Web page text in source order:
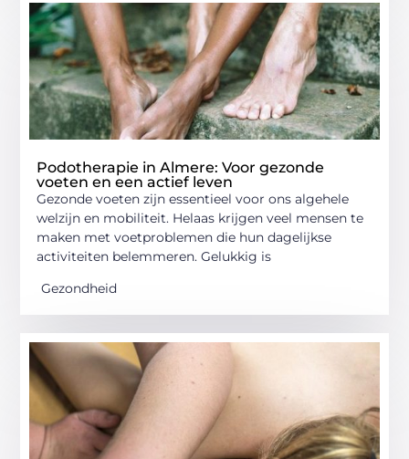
Podotherapie in Almere: Voor gezonde
voeten en een actief leven
Gezonde voeten zijn essentieel voor ons algehele
welzijn en mobiliteit. Helaas krijgen veel mensen te
maken met voetproblemen die hun dagelijkse
activiteiten belemmeren. Gelukkig is
Gezondheid